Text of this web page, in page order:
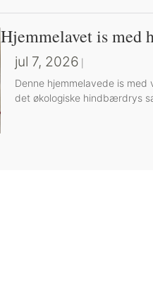
Hjemmelavet is med
jul 7, 2026
Denne hjemmelavede is
det økologiske hindbærdrys